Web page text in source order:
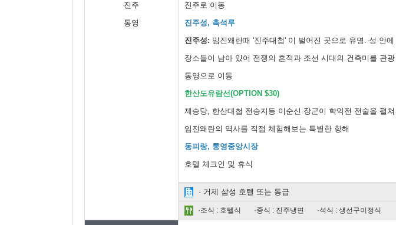
진주
통영
진주로 이동
진주성, 촉석루
진주성: 임진왜란때 '진주대첩' 이 벌어진 곳으로 유명. 성 안
장소들이 남아 있어 전쟁의 흔적과 조선 시대의 건축미를 관광
통영으로 이동
한산도유람선(OPTION $30)
제승당, 한산대첩 전승지등 이순신 장군이 학익전 전술을 펼
임진왜란의 역사를 직접 체험해보는 특별한 항해
동피랑, 통영중앙시장
호텔 체크인 및 휴식
· 거제 삼성 호텔 또는 동급
·조식 : 호텔식 ·중식 : 진주냉면 ·석식 : 생선구이정식